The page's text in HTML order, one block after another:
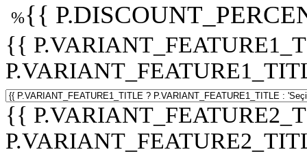
%{{
{{
{{